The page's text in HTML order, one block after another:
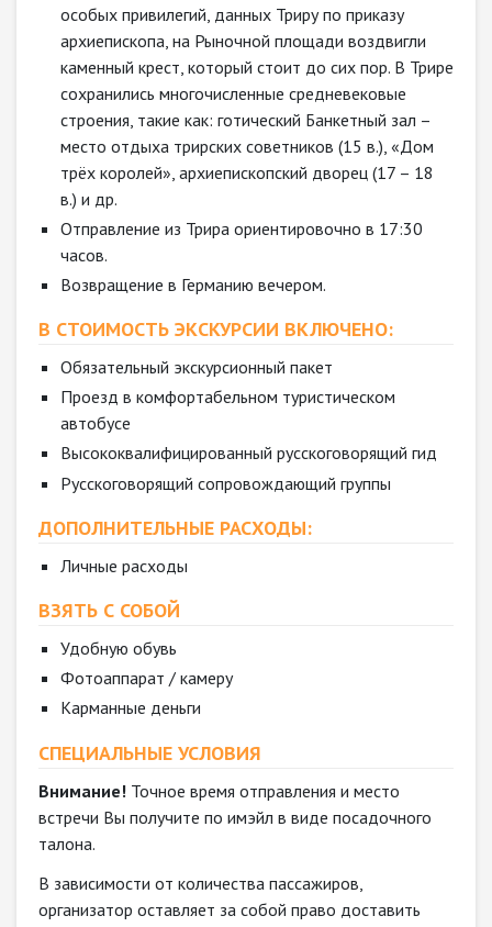
особых привилегий, данных Триру по приказу
архиепископа, на Рыночной площади воздвигли
каменный крест, который стоит до сих пор. В Трире
сохранились многочисленные средневековые
строения, такие как: готический Банкетный зал –
место отдыха трирских советников (15 в.), «Дом
трёх королей», архиепископский дворец (17 – 18
в.) и др.
Отправление из Трира ориентировочно в 17:30
часов.
Возвращение в Германию вечером.
В СТОИМОСТЬ ЭКСКУРСИИ ВКЛЮЧЕНО:
Обязательный экскурсионный пакет
Проезд в комфортабельном туристическом
автобусе
Высококвалифицированный русскоговорящий гид
Русскоговорящий сопровождающий группы
ДОПОЛНИТЕЛЬНЫЕ РАСХОДЫ:
Личные расходы
ВЗЯТЬ С СОБОЙ
Удобную обувь
Фотоаппарат / камеру
Карманные деньги
СПЕЦИАЛЬНЫЕ УСЛОВИЯ
Внимание! Точное время отправления и место
встречи Вы получите по имэйл в виде посадочного
талона.
В зависимости от количества пассажиров,
организатор оставляет за собой право доставить